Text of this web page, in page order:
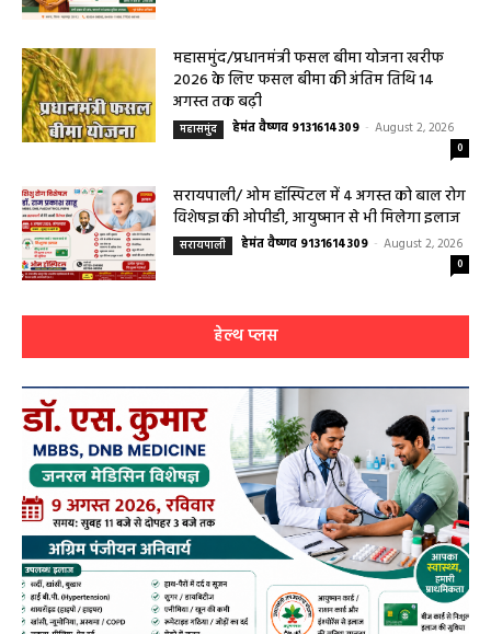
महासमुंद/प्रधानमंत्री फसल बीमा योजना खरीफ
2026 के लिए फसल बीमा की अंतिम तिथि 14
अगस्त तक बढ़ी
महासमुंद हेमंत वैष्णव 9131614309 - August 2, 2026
0
सरायपाली/ ओम हॉस्पिटल में 4 अगस्त को बाल रोग
विशेषज्ञ की ओपीडी, आयुष्मान से भी मिलेगा इलाज
सरायपाली हेमंत वैष्णव 9131614309 - August 2, 2026
0
हेल्थ प्लस